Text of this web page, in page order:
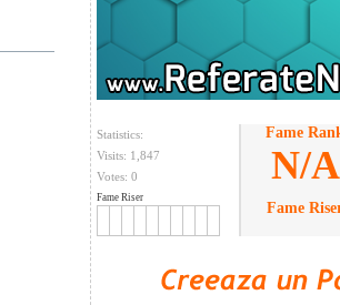
Statistics:
Visits: 1,847
Votes: 0
Fame Riser
Fame
N/A
Fame